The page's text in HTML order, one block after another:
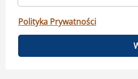
Polityka Prywatności